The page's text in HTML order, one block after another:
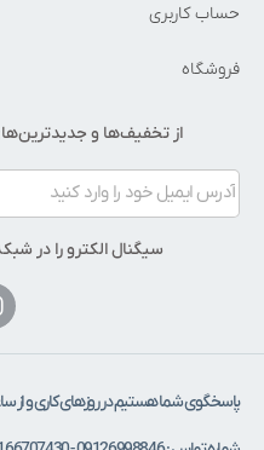
حساب کاربری
فروشگاه
از تخفیف‌ها و
سیگنال الکترو را در
پاسخگوی شما هستیم در روزهای کاری و از ساعت 9